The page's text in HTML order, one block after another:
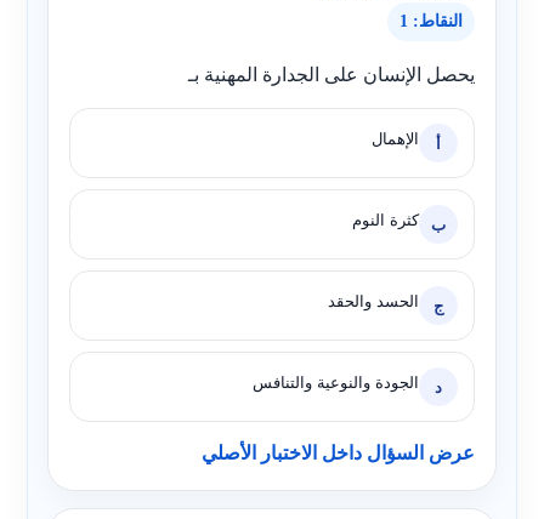
النقاط: 1
يحصل الإنسان على الجدارة المهنية بـ
أ الإهمال
ب كثرة النوم
ج الحسد والحقد
د الجودة والنوعية والتنافس
عرض السؤال داخل الاختبار الأصلي